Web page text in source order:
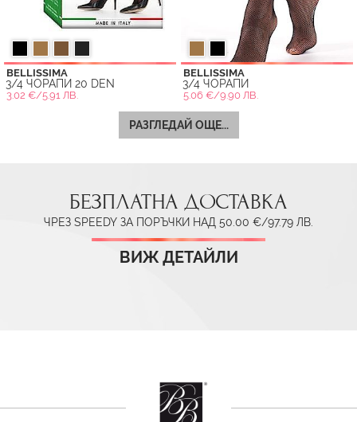
BELLISSIMA
3/4 ЧОРАПИ 20 DEN
3.02 €/5.91 ЛВ.
BELLISSIMA
3/4 ЧОРАПИ
5.06 €/9.90 ЛВ.
РАЗГЛЕДАЙ ОЩЕ...
БЕЗПЛАТНА ДОСТАВКА
ЧРЕЗ SPEEDY ЗА ПОРЪЧКИ НАД 50.00 €/97.79 ЛВ.
ВИЖ ДЕТАЙЛИ